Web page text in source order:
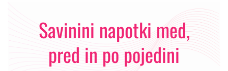
Savinini napotki med,
pred in po pojedini